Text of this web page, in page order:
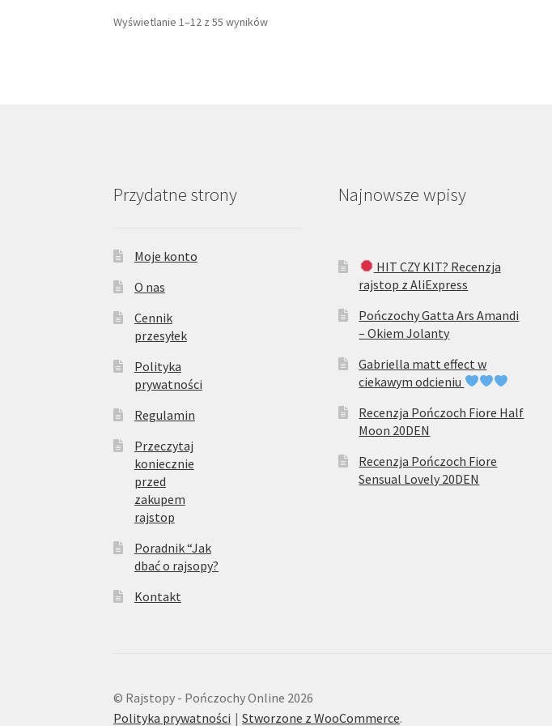
można
Wyświetlanie 1–12 z 55 wyników
Przydatne strony
Moje konto
O nas
Cennik
przesyłek
Polityka
prywatności
Regulamin
Przeczytaj
koniecznie
przed
zakupem
rajstop
Poradnik “Jak
dbać o rajsopy?
Kontakt
Najnowsze wpisy
HIT CZY KIT? Recenzja
rajstop z AliExpress
Pończochy Gatta Ars Amandi
– Okiem Jolanty
Gabriella matt effect w
ciekawym odcieniu
Recenzja Pończoch Fiore Half
Moon 20DEN
Recenzja Pończoch Fiore
Sensual Lovely 20DEN
© Rajstopy - Pończochy Online 2026
Polityka prywatności
Stworzone z WooCommerce.